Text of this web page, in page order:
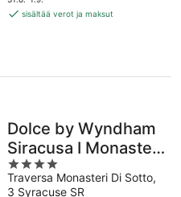
291 €
sisältää verot ja maksut
Dolce by Wyndham
Siracusa I Monasteri
Golf & Spa
4
out
Traversa Monasteri Di Sotto,
3 Syracuse SR